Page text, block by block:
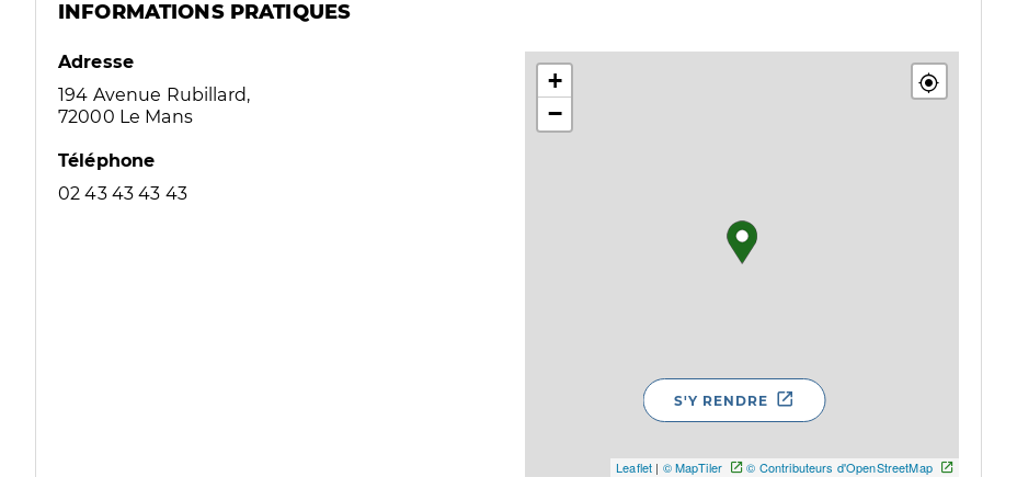
INFORMATIONS PRATIQUES
Adresse
194 Avenue Rubillard,
72000 Le Mans
Téléphone
02 43 43 43 43
+
−
Leaflet | © MapTiler © Contributeurs d'OpenStreetMap
S'Y RENDRE